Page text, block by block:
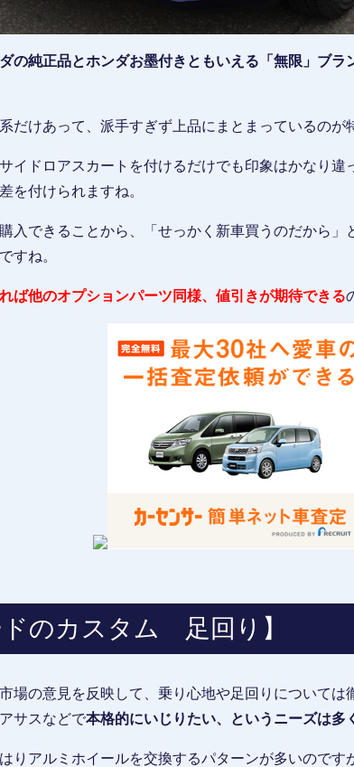
の純正品とホンダお墨付きともいえる「無限」ブラ
だけあって、派手すぎず上品にまとまっているのが
イドロアスカートを付けるだけでも印象はかなり
を付けられますね。
入できることから、「せっかく新車買うのだから」
すね。
ば他のオプションパーツ同様、値引きが期待できる
ドのカスタム 足回り】
場の意見を反映して、乗り心地や足回りについて
サスなどで本格的にいじりたい、というニーズは多
りアルミホイールを交換するパターンが多いので